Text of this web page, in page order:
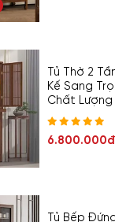
Tủ Thờ 2
Kế Sang
Chất Lượng
6.800.000đ
Tủ Bếp